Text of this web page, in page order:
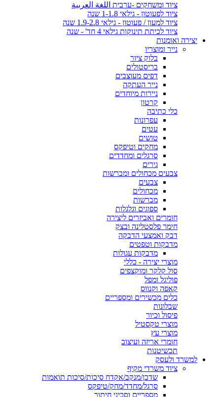
ציוד ומשחקים -ערבית اللغة العربية
ציוד לפעוטון - גילאי 1-1.8 שנה
ציוד למעון / פעוטון - גילאי 1.9-2.8 שנה
ציוד לכיתת תינוקות גילאי 4 חד' - שנה
יצירה ואומנות
נייר ומוצריו
בלוק ציור
בריסטולים
דפים מעוצבים
נייר העתקה
ניירות מיוחדים
קרטון
כלי כתיבה
עפרונות
עטים
טושים
מחקים וטיפקס
סרגלים ומחדדים
גירים
צבעים מכחולים ומברשות
צבעים
מכחולים
מברשות
ספוגים וגלגלות
חומרים ואביזרים ליצירה
חימר פלסטלינה ובצק
דבק ואמצעי הדבקה
מדבקות וטפטים
מדבקות עגולות
מוצרי יצירה - כללי
סול קלקר ומוקצפים
פוליגל ומפל
קאפה וקנווס
כלים מכשירים ומספריים
שבלונות
פיסול וכיור
מוצרי טקסטיל
מוצרי עץ
חומרי אריזה ועיצוב
תכשיטנות
למשרד ולעסק
ציוד משרדי מקיף
שדכן/מנקב/אקדח סיכות/סיכות תואמות
סרגל/מחדד/מחק/טיפקס
מספריים וסכיני חיתוך